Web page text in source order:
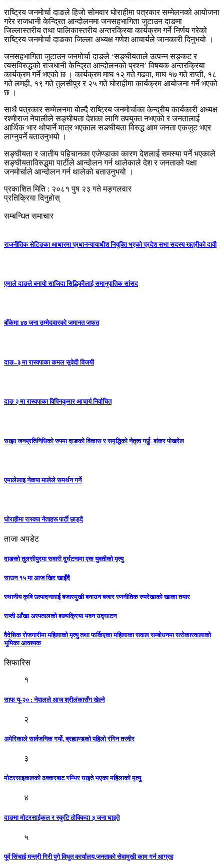
राष्ट्रिय जनमोर्चा दाङले हिजो सोमवार घोराहीमा पत्रकार सम्मेलनको आयोजना
गरेर राजधानी केन्द्रित आन्दोलनमा जनसहभागिता जुटाउन दाङमा
जिल्लास्तरीय तथा पालिकास्तरीय अन्तरक्रिया कार्यक्रम गर्ने निर्णय गरेको
राष्ट्रिय जनमोर्चा दाङका जिल्ला अध्यक्ष गणेश आचार्यले जानकारी दिनुभयो ।
जनसहभागिता जुटाउन जनमोर्चा दाङले ‘सङ्घीयताले उत्पन्न सङ्कट र
त्यसविरुद्धको राजधानी केन्द्रित आन्दोलनको प्रश्न’ विषयक अन्तरक्रिया
कार्यक्रम गर्ने भएको छ । कार्यक्रम माघ १२ गते गढवा, माघ १७ गते राप्ती, १८
गते लमही, १९ गते तुलसीपुर र २५ गते घोराहीमा कार्यक्रम आयोजना गर्ने भएको
छ ।
साथै पत्रकार सम्मेलनमा बोल्दै राष्ट्रिय जनमोर्चाका केन्द्रीय कार्यकारी अध्यक्ष
रश्मीराज नेपालीले सङ्घीयता देशका लागि उपयुक्त नभएको र जनतालाई
आर्थिक भार थोपार्ने मात्र भएकाल सङघीयता विरुद्ध आम जनता एकजुट भएर
लाग्नुपर्ने बताउनुभयो ।
सङ्घीयता र जातीय पहिचानका एजेण्डाका कारण देशलाई समस्या पर्ने भएकाले
सङ्घीयताविरुद्धमा पार्टीले आन्दोलन गर्न थालेकाले देश र जनताको पक्षा
जनमोर्चाले आन्दोलन गर्न थालेको बताउनुभयो ।
प्रकाशित मिति : २०८१ पुष २३ गते मङ्गलवार
प्रतिक्रिया दिनुहोस्
सम्बन्धित समाचार
राजनीतिक सेटिङका आधारमा प्रधानन्यायाधीश नियुक्ति भएको प्रदेश सभा सदस्य खत्रीको दावी
एमाले दाङले बनायाे साजिदा सिद्धिकीलाई समानुपातिक सांसद
बाँकेमा ४७ जना उम्मेदवारको जमानत जफत
दाङ–३ मा रास्वपाका कमल सुवेदी विजयी
दाङ २ मा रास्वपाका विपिनकुमार आचार्य निर्वाचित
साझा जनप्रतिनिधिको रुपमा दाङको विकास र समृद्धिको नेतृत्व गर्छु–शंकर पोखरेल
एमालेलाइ नेकपा मालेले समर्थन गर्ने
घोराहीमा रास्वपा नेताहरू पार्टी छाड्दै
ताजा अपडेट
दाङको तुलसीपुरमा सवारी दुर्घटनामा एक युवतीको मृत्यु
साउन १५ मा आज खिर खाइँदै
स्थानीय कृषि उत्पादनलाई बजारमुखी बनाउन बजार रणनीतिक रुपरेखाको खाका तयार
राप्ती आँखा अस्पतालको शल्यक्रिया भवन उद्घाटन
वैदेशिक रोजगारीमा महिलाको मृत्यु तथा फर्किएका महिलाका सवाल सम्बोधनमा सरोकारवालाको
भूमिका आवश्यक
सिफारिस
१
साफ यू-२० : नेपालले आज श्रीलंकासँग खेल्ने
२
अमेरिकाले सार्वजनिक गर्यो, ब्रह्माण्डको पहिलो रंगिन तस्वीर
३
मोटरसाइकलको ठक्करबाट गम्भिर घाइते भएका महिलाको मृत्यु
४
दाङमा मोटरसाईकल र स्कुटि ठोक्किदा ३ जना घाइते
५
पूर्व सिंचाई मन्त्री गिरी पुगे विधुत कार्यालय,जनताको सेवामुखी काम गर्न आग्रह